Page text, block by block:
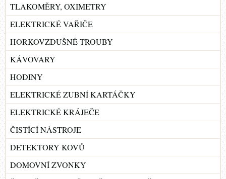
TLAKOMĚRY, OXIMETRY
ELEKTRICKÉ VAŘIČE
HORKOVZDUŠNÉ TROUBY
KÁVOVARY
HODINY
ELEKTRICKÉ ZUBNÍ KARTÁČKY
ELEKTRICKÉ KRÁJEČE
ČISTÍCÍ NÁSTROJE
DETEKTORY KOVŮ
DOMOVNÍ ZVONKY